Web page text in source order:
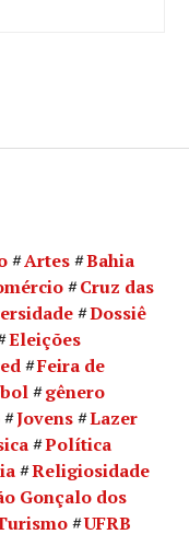
Artes
Bahia
Cruz das
Dossiê
Eleições
Feira de
gênero
Jovens
Lazer
Política
Religiosidade
Gonçalo dos
UFRB